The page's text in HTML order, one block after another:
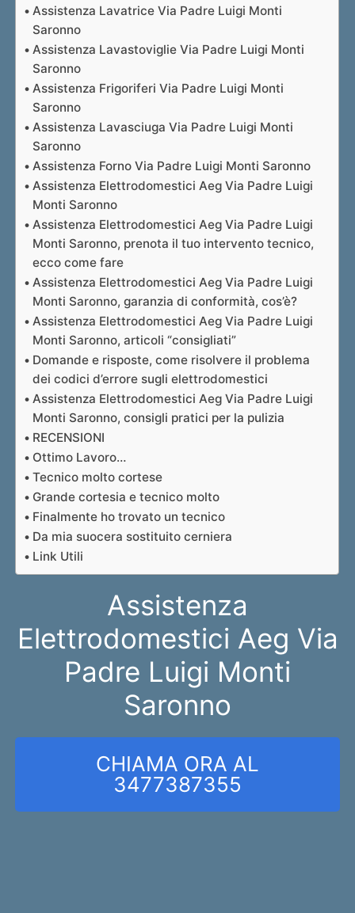
Assistenza Lavatrice Via Padre Luigi Monti
Saronno
Assistenza Lavastoviglie Via Padre Luigi Monti
Saronno
Assistenza Frigoriferi Via Padre Luigi Monti
Saronno
Assistenza Lavasciuga Via Padre Luigi Monti
Saronno
Assistenza Forno Via Padre Luigi Monti Saronno
Assistenza Elettrodomestici Aeg Via Padre Luigi
Monti Saronno
Assistenza Elettrodomestici Aeg Via Padre Luigi
Monti Saronno, prenota il tuo intervento tecnico,
ecco come fare
Assistenza Elettrodomestici Aeg Via Padre Luigi
Monti Saronno, garanzia di conformità, cos’è?
Assistenza Elettrodomestici Aeg Via Padre Luigi
Monti Saronno, articoli “consigliati”
Domande e risposte, come risolvere il problema
dei codici d’errore sugli elettrodomestici
Assistenza Elettrodomestici Aeg Via Padre Luigi
Monti Saronno, consigli pratici per la pulizia
RECENSIONI
Ottimo Lavoro…
Tecnico molto cortese
Grande cortesia e tecnico molto
Finalmente ho trovato un tecnico
Da mia suocera sostituito cerniera
Link Utili
Assistenza
Elettrodomestici Aeg Via
Padre Luigi Monti
Saronno
CHIAMA ORA AL
3477387355